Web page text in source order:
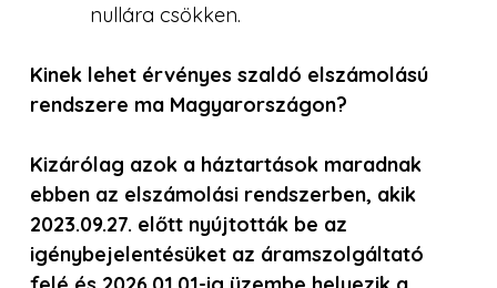
nullára csökken.
Kinek lehet érvényes szaldó elszámolású
rendszere ma Magyarországon?
Kizárólag azok a háztartások maradnak
ebben az elszámolási rendszerben, akik
2023.09.27. előtt nyújtották be az
igénybejelentésüket az áramszolgáltató